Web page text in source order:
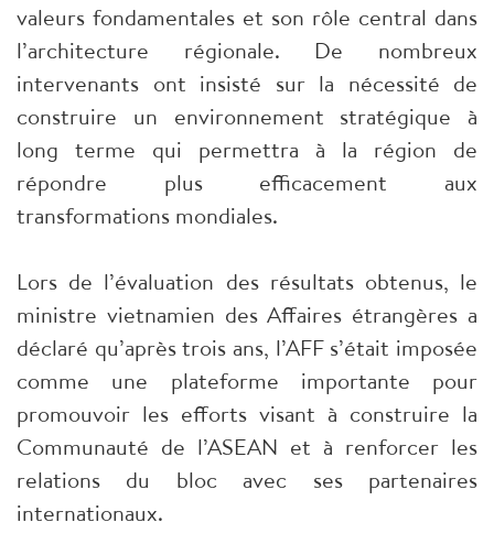
valeurs fondamentales et son rôle central dans
l’architecture régionale. De nombreux
intervenants ont insisté sur la nécessité de
construire un environnement stratégique à
long terme qui permettra à la région de
répondre plus efficacement aux
transformations mondiales.
Lors de l’évaluation des résultats obtenus, le
ministre vietnamien des Affaires étrangères a
déclaré qu’après trois ans, l’AFF s’était imposée
comme une plateforme importante pour
promouvoir les efforts visant à construire la
Communauté de l’ASEAN et à renforcer les
relations du bloc avec ses partenaires
internationaux.